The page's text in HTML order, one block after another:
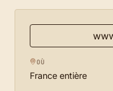
OÙ
France entière